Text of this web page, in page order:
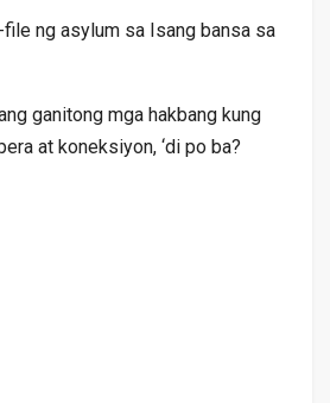
file ng asylum sa Isang bansa sa
ganitong mga hakbang kung
at koneksiyon, ‘di po ba?